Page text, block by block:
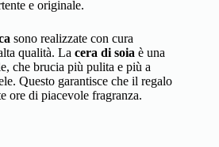
e originale.
sono realizzate con cura
qualità. La cera di soia è una
che brucia più pulita e più a
Questo garantisce che il regalo
ore di piacevole fragranza.